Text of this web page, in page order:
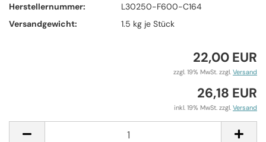
Herstellernummer:
L30250-F600-C164
Versandgewicht:
1.5 kg je Stück
22,00 EUR
zzgl. 19% MwSt. zzgl. Versand
26,18 EUR
inkl. 19% MwSt. zzgl. Versand